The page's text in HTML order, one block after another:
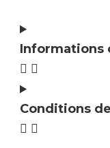
Informations
Conditions